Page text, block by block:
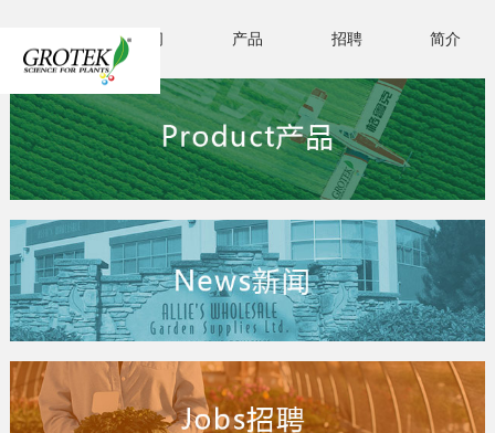
新闻 产品 招聘 简介